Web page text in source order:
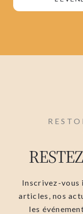
Inscrivez-vous
articles, nos
les